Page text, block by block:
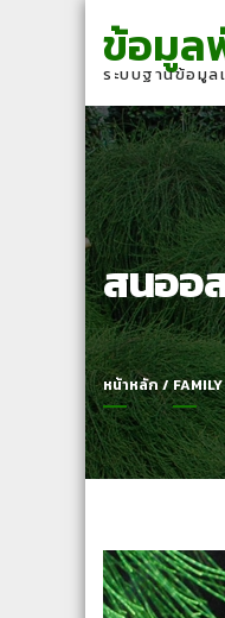
navigation
content
ข้อมูล
ระบบฐานข้อมู
สนออ
หน้าหลัก/